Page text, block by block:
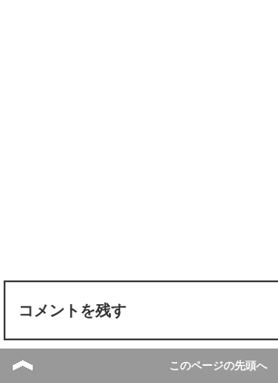
コメントを残す
このページの先頭へ